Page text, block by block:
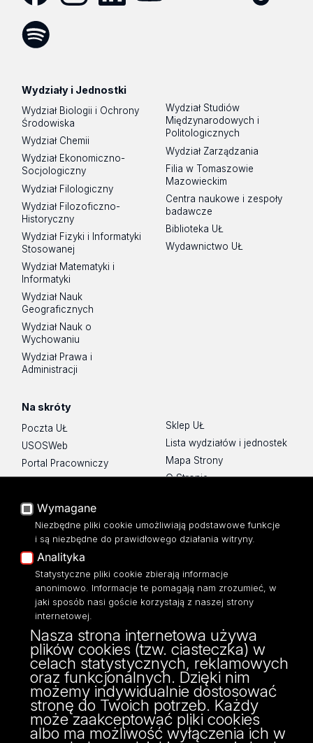
Wydziały i Jednostki
Wydział Biologii i Ochrony
Środowiska
Wydział Chemii
Wydział Ekonomiczno-
Socjologiczny
Wydział Filologiczny
Wydział Filozoficzno-
Historyczny
Wydział Fizyki i Informatyki
Stosowanej
Wydział Matematyki i
Informatyki
Wydział Nauk
Geograficznych
Wydział Nauk o
Wychowaniu
Wydział Prawa i
Administracji
Wydział Studiów
Międzynarodowych i
Politologicznych
Wydział Zarządzania
Filia w Tomaszowie
Mazowieckim
Centra naukowe i zespoły
badawcze
Biblioteka UŁ
Wydawnictwo UŁ
Na skróty
Poczta UŁ
USOSWeb
Portal Pracowniczy
Baza Aktów Własnych
Moodle
Eksperci UŁ
Polityka Prywatności
Dostępność
Sklep UŁ
Lista wydziałów i jednostek
Mapa Strony
O Stronie
ul. Narutowicza 68, 90-136 Łódź
NIP: 724 000 32 43
Adres do doręczeń elektronicznych (ADE):
AE:PL-74796-17640-IHHIV-17
KONTAKT
Wymagane
Niezbędne pliki cookie umożliwiają podstawowe funkcje
i są niezbędne do prawidłowego działania witryny.
Analityka
Statystyczne pliki cookie zbierają informacje
anonimowo. Informacje te pomagają nam zrozumieć, w
jaki sposób nasi goście korzystają z naszej strony
internetowej.
Nasza strona internetowa używa
plików cookies (tzw. ciasteczka) w
celach statystycznych, reklamowych
oraz funkcjonalnych. Dzięki nim
możemy indywidualnie dostosować
stronę do Twoich potrzeb. Każdy
może zaakceptować pliki cookies
albo ma możliwość wyłączenia ich w